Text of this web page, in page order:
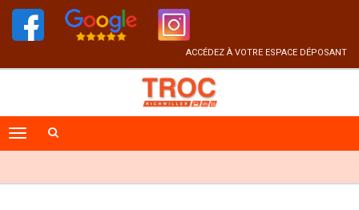
ACCÉDEZ À VOTRE ESPACE DÉPOSANT